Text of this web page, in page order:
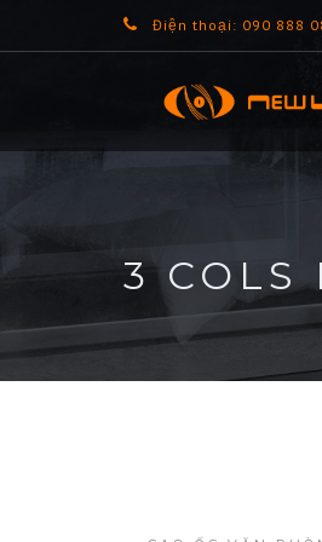
Điện thoại: 090 888
3 COLS